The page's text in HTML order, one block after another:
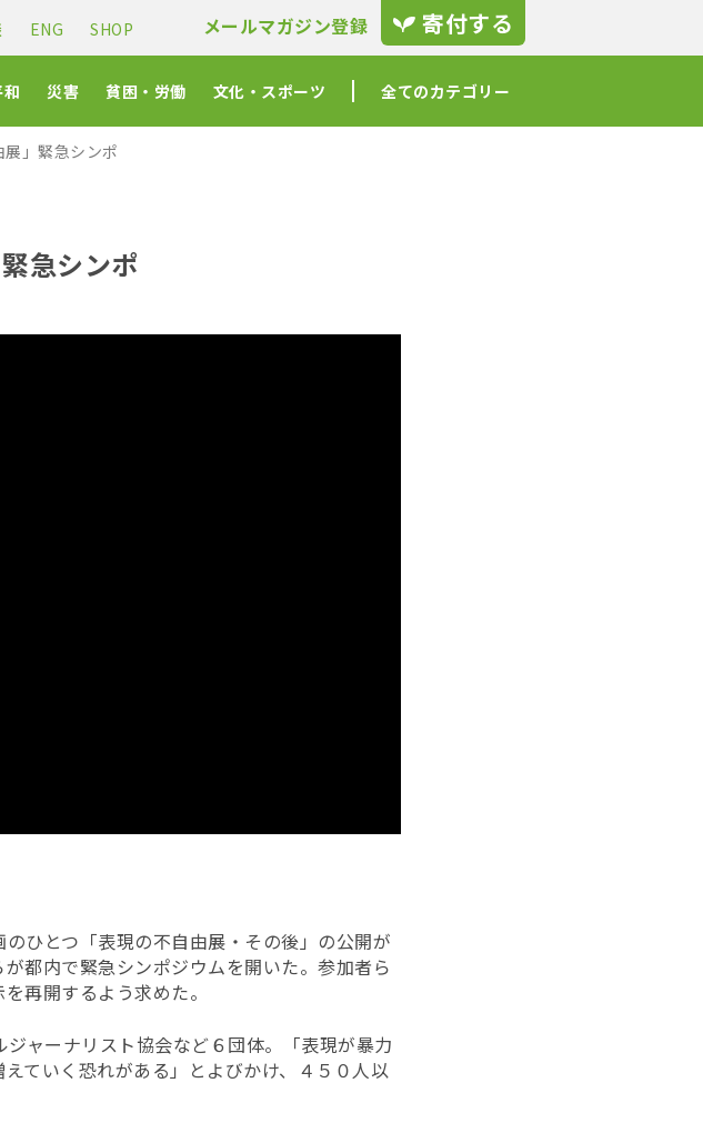
ENG SHOP メールマガジン登録 寄付する
災害 貧困・労働 文化・スポーツ 全てのカテゴリー
展」緊急シンポ
急シンポ
ひとつ「表現の不自由展・その後」の公開が
都内で緊急シンポジウムを開いた。参加者ら
再開するよう求めた。
ャーナリスト協会など６団体。「表現が暴力
ていく恐れがある」とよびかけ、４５０人以